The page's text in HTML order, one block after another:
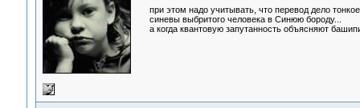
при этом надо учитывать, что перевод дело
синевы выбритого человека в Синюю бороду...
а когда квантовую запутанность объясняют